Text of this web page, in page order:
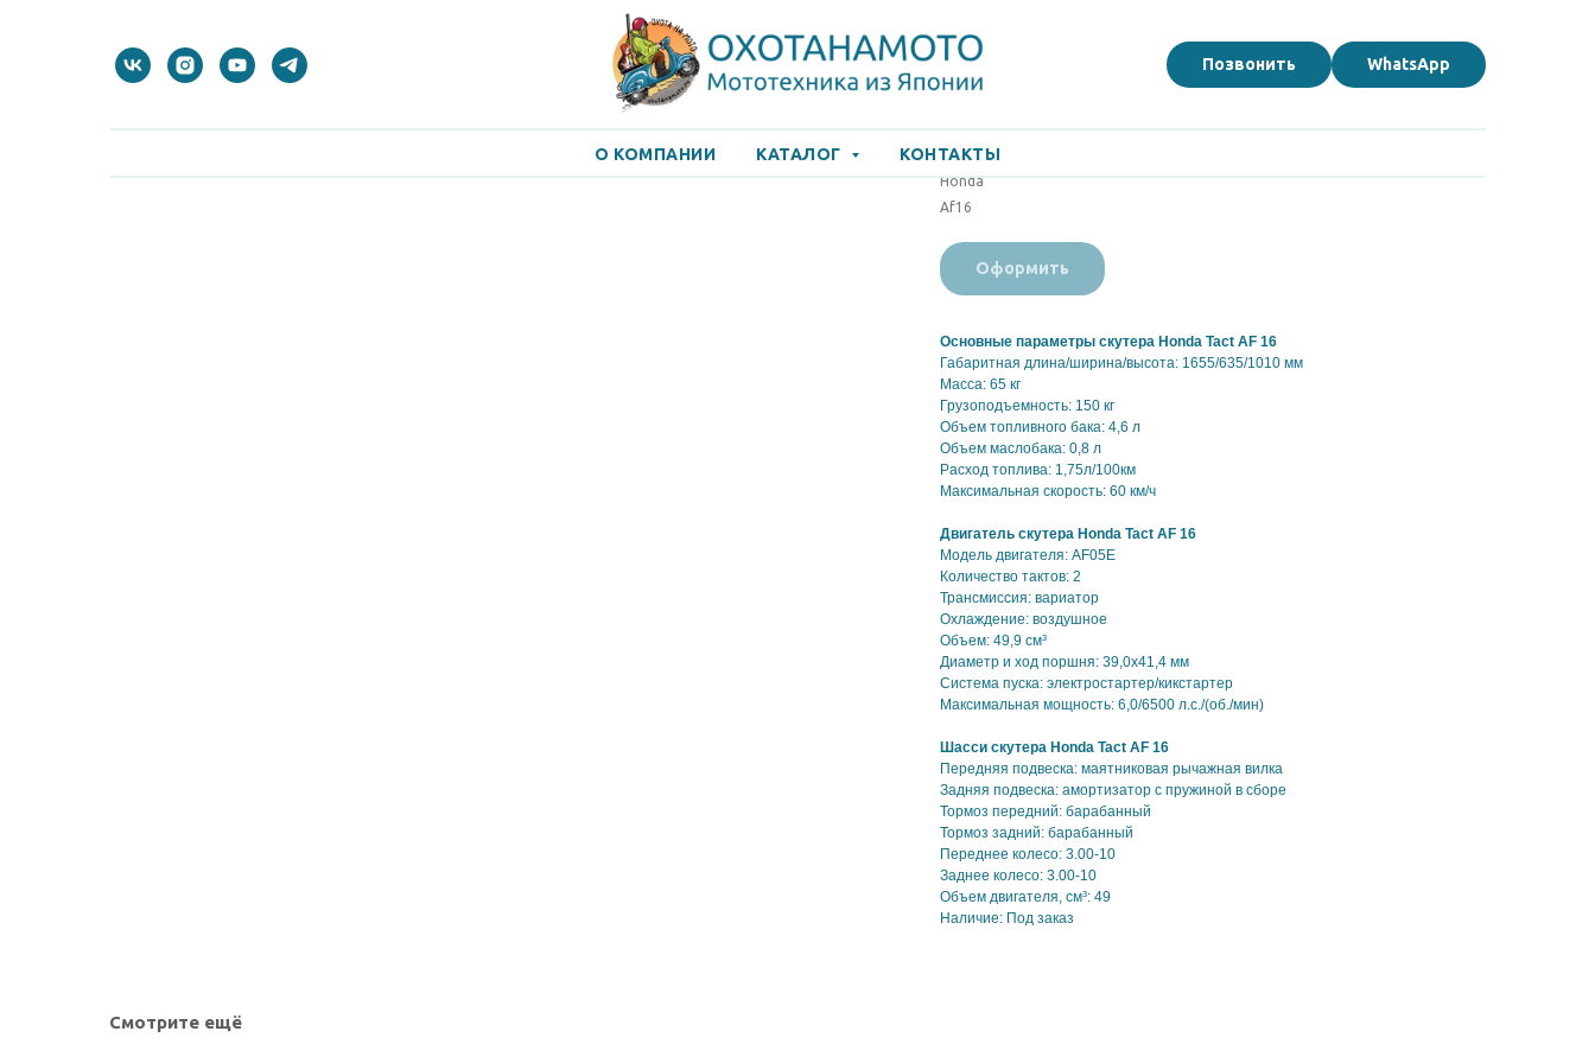
Позвонить WhatsApp
О КОМПАНИИ КАТАЛОГ КОНТАКТЫ
HONDA Tact AF16
Honda
Af16
Оформить
Основные параметры скутера Honda Tact AF 16
Габаритная длина/ширина/высота: 1655/635/1010 мм
Масса: 65 кг
Грузоподъемность: 150 кг
Объем топливного бака: 4,6 л
Объем маслобака: 0,8 л
Расход топлива: 1,75л/100км
Максимальная скорость: 60 км/ч
Двигатель скутера Honda Tact AF 16
Модель двигателя: AF05E
Количество тактов: 2
Трансмиссия: вариатор
Охлаждение: воздушное
Объем: 49,9 см³
Диаметр и ход поршня: 39,0х41,4 мм
Система пуска: электростартер/кикстартер
Максимальная мощность: 6,0/6500 л.с./(об./мин)
Шасси скутера Honda Tact AF 16
Передняя подвеска: маятниковая рычажная вилка
Задняя подвеска: амортизатор с пружиной в сборе
Тормоз передний: барабанный
Тормоз задний: барабанный
Переднее колесо: 3.00-10
Заднее колесо: 3.00-10
Объем двигателя, см³: 49
Наличие: Под заказ
Смотрите ещё